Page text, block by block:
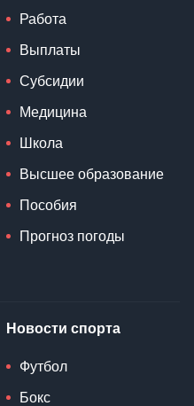
Работа
Выплаты
Субсидии
Медицина
Школа
Высшее образование
Пособия
Прогноз погоды
Новости спорта
Футбол
Бокс